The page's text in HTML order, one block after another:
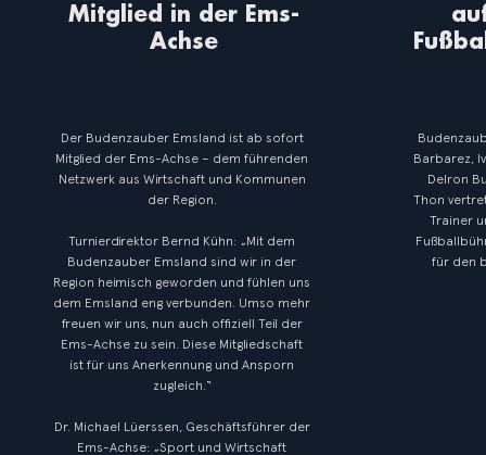
Mitglied in der Ems-
Achse
Der Budenzauber Emsland ist ab sofort
Mitglied der Ems-Achse – dem führenden
Netzwerk aus Wirtschaft und Kommunen
der Region.
Turnierdirektor Bernd Kühn: „Mit dem
Budenzauber Emsland sind wir in der
Region heimisch geworden und fühlen uns
dem Emsland eng verbunden. Umso mehr
freuen wir uns, nun auch offiziell Teil der
Ems-Achse zu sein. Diese Mitgliedschaft
ist für uns Anerkennung und Ansporn
zugleich.“
Dr. Michael Lüerssen, Geschäftsführer der
Ems-Achse: „Sport und Wirtschaft
Barbarez,
Delron
Thon
Trainer
für den